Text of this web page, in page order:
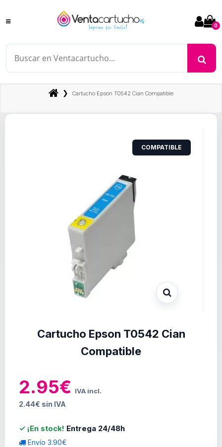
0
❯ Cartucho Epson T0542 Cian Compatible
COMPATIBLE
Cartucho Epson T0542 Cian
Compatible
2.95€ IVA incl.
2.44€ sin IVA
✓ ¡En stock! Entrega 24/48h
Envío 3.90€